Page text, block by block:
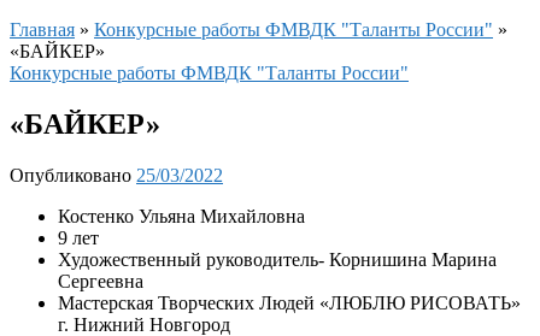
Главная » Конкурсные работы ФМВДК "Таланты России" »
«БАЙКЕР»
Конкурсные работы ФМВДК "Таланты России"
«БАЙКЕР»
Опубликовано 25/03/2022
Костенко Ульяна Михайловна
9 лет
Художественный руководитель- Корнишина Марина
Сергеевна
Мастерская Творческих Людей «ЛЮБЛЮ РИСОВАТЬ»
г. Нижний Новгород